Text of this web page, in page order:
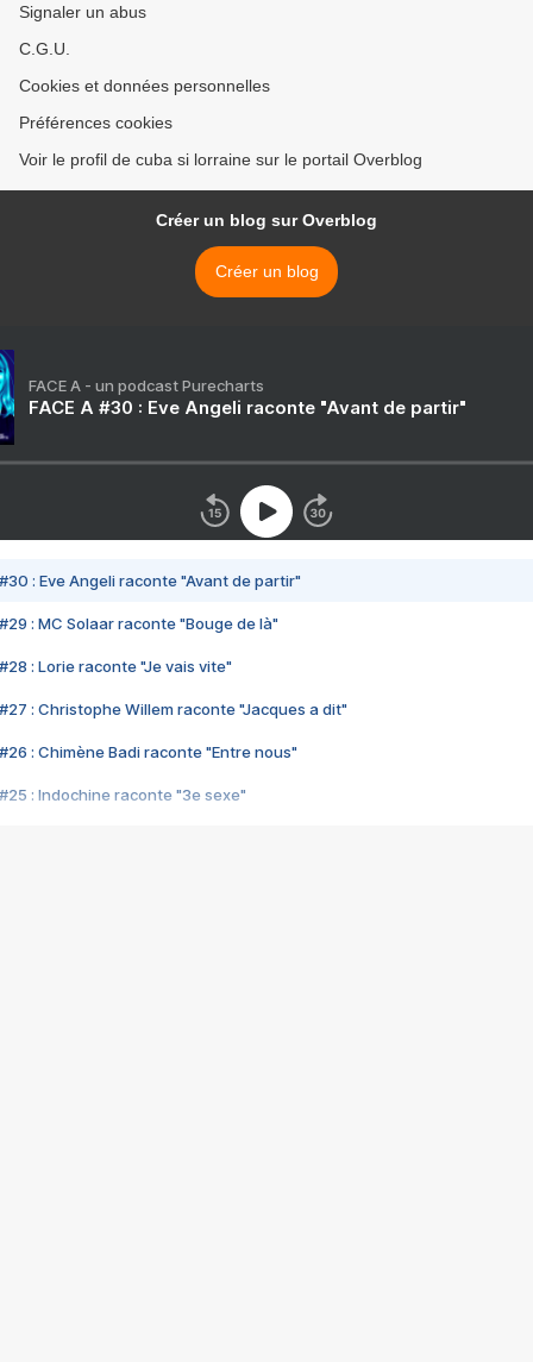
Signaler un abus
C.G.U.
Cookies et données personnelles
Préférences cookies
Voir le profil de cuba si lorraine sur le portail Overblog
Créer un blog sur Overblog
Créer un blog
FACE A - un podcast Purecharts
FACE A #30 : Eve Angeli raconte "Avant de partir"
#30 : Eve Angeli raconte "Avant de partir"
#29 : MC Solaar raconte "Bouge de là"
#28 : Lorie raconte "Je vais vite"
#27 : Christophe Willem raconte "Jacques a dit"
#26 : Chimène Badi raconte "Entre nous"
#25 : Indochine raconte "3e sexe"